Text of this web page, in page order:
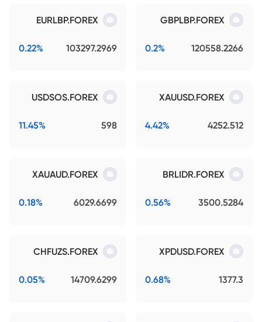
GBPLBP.FOREX
120558.2266
0.2%
EURLBP.FOREX
103297.2969
0.22%
XAUUSD.FOREX
4252.512
4.42%
USDSOS.FOREX
598
11.45%
BRLIDR.FOREX
3500.5284
0.56%
XAUAUD.FOREX
6029.6699
0.18%
XPDUSD.FOREX
1377.3
0.68%
CHFUZS.FOREX
14709.6299
0.05%